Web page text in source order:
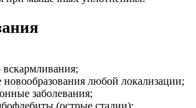
вскармливания;
новообразования любой локализации;
заболевания;